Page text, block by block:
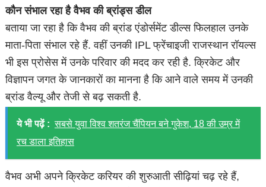
कौन संभाल रहा है वैभव की ब्रांड्स डील
बताया जा रहा है कि वैभव की ब्रांड एंडोर्समेंट डील्स फिलहाल उनके
माता-पिता संभाल रहे हैं. वहीं उनकी IPL फ्रेंचाइजी राजस्थान रॉयल्स
भी इस प्रोसेस में उनके परिवार की मदद कर रही है. क्रिकेट और
विज्ञापन जगत के जानकारों का मानना है कि आने वाले समय में उनकी
ब्रांड वैल्यू और तेजी से बढ़ सकती है.
ये भी पढ़ें : सबसे युवा विश्व शतरंज चैंपियन बने गुकेश, 18 की उम्र में
रच डाला इतिहास
वैभव अभी अपने क्रिकेट करियर की शुरुआती सीढ़ियां चढ़ रहे हैं,